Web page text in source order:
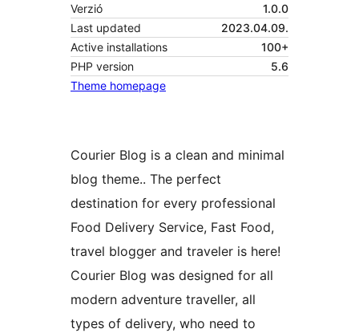
Verzió
1.0.0
Last updated
2023.04.09.
Active installations
100+
PHP version
5.6
Theme homepage
Courier Blog is a clean and minimal
blog theme.. The perfect
destination for every professional
Food Delivery Service, Fast Food,
travel blogger and traveler is here!
Courier Blog was designed for all
modern adventure traveller, all
types of delivery, who need to